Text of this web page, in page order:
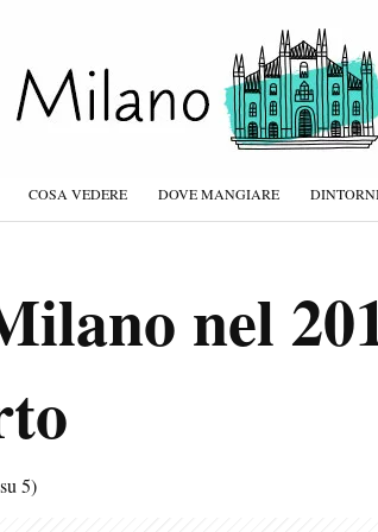
COSA VEDERE DOVE MANGIARE
nel
su 5)